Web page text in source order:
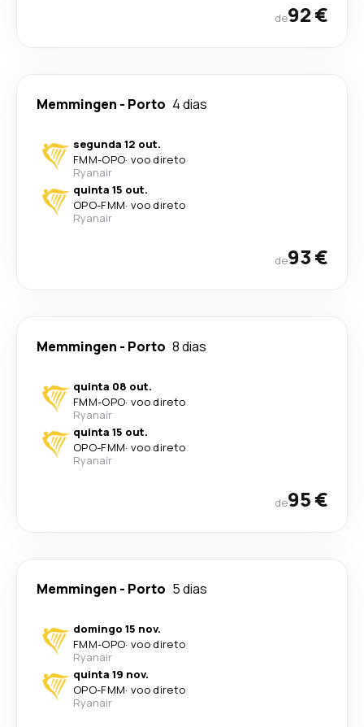
de92 €
Memmingen - Porto 4 dias
segunda 12 out.
FMM-OPO· voo direto
Ryanair
quinta 15 out.
OPO-FMM· voo direto
Ryanair
de93 €
Memmingen - Porto 8 dias
quinta 08 out.
FMM-OPO· voo direto
Ryanair
quinta 15 out.
OPO-FMM· voo direto
Ryanair
de95 €
Memmingen - Porto 5 dias
domingo 15 nov.
FMM-OPO· voo direto
Ryanair
quinta 19 nov.
OPO-FMM· voo direto
Ryanair